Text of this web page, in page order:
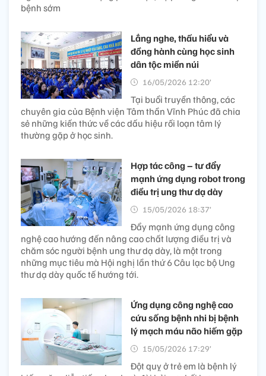
bệnh sớm
Lắng nghe, thấu hiểu và
đồng hành cùng học sinh
dân tộc miền núi
16/05/2026 12:20’
Tại buổi truyền thông, các
chuyên gia của Bệnh viện Tâm thần Vĩnh Phúc đã chia
sẻ những kiến thức về các dấu hiệu rối loạn tâm lý
thường gặp ở học sinh.
Hợp tác công – tư đẩy
mạnh ứng dụng robot trong
điều trị ung thư dạ dày
15/05/2026 18:37’
Đẩy mạnh ứng dụng công
nghệ cao hướng đến nâng cao chất lượng điều trị và
chăm sóc người bệnh ung thư dạ dày, là một trong
những mục tiêu mà Hội nghị lần thứ 6 Câu lạc bộ Ung
thư dạ dày quốc tế hướng tới.
Ứng dụng công nghệ cao
cứu sống bệnh nhi bị bệnh
lý mạch máu não hiếm gặp
15/05/2026 17:29’
Đột quỵ ở trẻ em là bệnh lý